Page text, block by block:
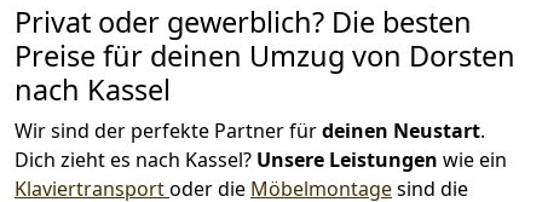
Privat oder gewerblich? Die besten
Preise für deinen Umzug von Dorsten
nach Kassel
Wir sind der perfekte Partner fürdeinen Neustart.
Dich zieht es nach Kassel? Unsere Leistungen wie ein
Klaviertransportoder die Möbelmontagesind die